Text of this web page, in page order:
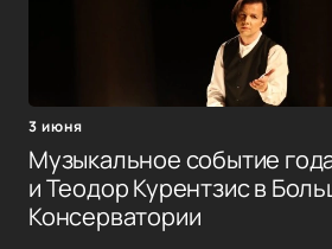
3 июня
Музыкальное событие
и Теодор Курентзис в
Консерватории